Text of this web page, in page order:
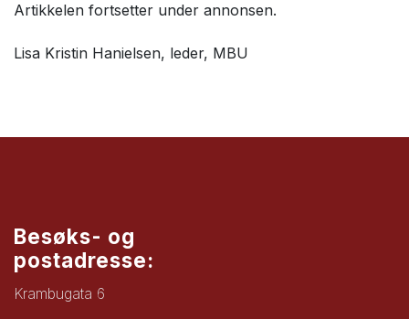
Artikkelen fortsetter under annonsen.
Lisa Kristin Hanielsen, leder, MBU
Besøks- og
postadresse:
Krambugata 6